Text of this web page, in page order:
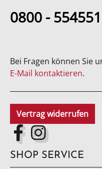
0800 -
Bei Fragen können Sie
E-Mail kontaktieren.
Vertrag widerrufen
SHOP SERVICE